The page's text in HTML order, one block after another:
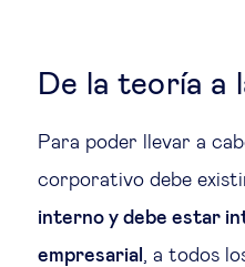
De la teoría a
Para poder llevar a
corporativo debe
interno y debe estar
empresarial
, a todos